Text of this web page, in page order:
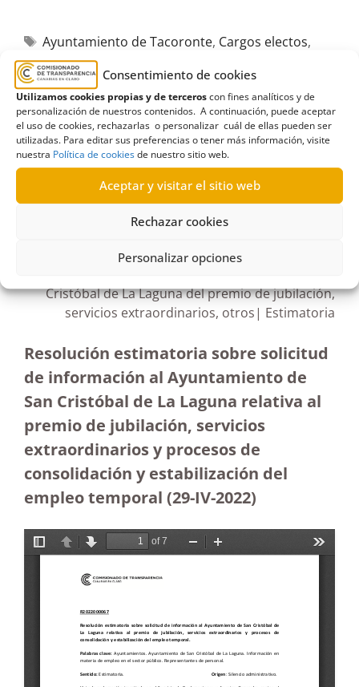
Consentimiento de cookies
Utilizamos cookies propias y de terceroscon fines analíticos y de
personalización de nuestros contenidos. A continuación, puede aceptar
el uso de cookies, rechazarlas o personalizar cuál de ellas pueden ser
utilizadas. Para editar sus preferencias o tener más información, visite
nuestra Política de cookiesde nuestro sitio web.
Aceptar y visitar el sitio web
Rechazar cookies
Personalizar opciones
Ayuntamiento de Tacoronte, Cargos electos,
convocatorias públicas
temporal,Entidad local
Procesos selectivos
R67/2022
Cristóbal de La Laguna del premio de jubilación,
servicios extraordinarios, otros| Estimatoria
Resolución estimatoria sobre solicitud
de información al Ayuntamiento de
San Cristóbal de La Laguna relativa al
premio de jubilación, servicios
extraordinarios y procesos de
consolidación y estabilización del
empleo temporal (29-IV-2022)